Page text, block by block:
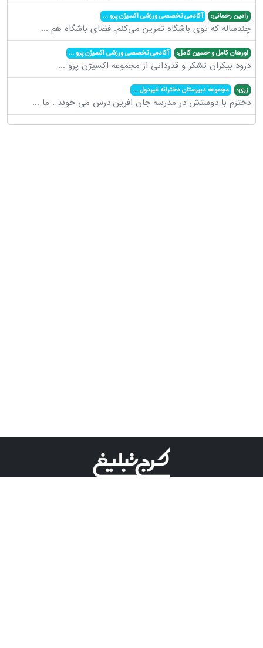
رادین رحمانی: آکادمی تخصصی ورزشی اکسیژن پرو...
چندساله که توی باشگاه تمرین می‌کنم. فضای باشگاه هم ...
اورهان کامل و حسین کامل: آکادمی تخصصی ورزشی اکسیژن پرو...
درود بیکران تشکر و قدردانی از مجموعه اکسیژن پرو ...
زری: مجموعه دبیرستان دخترانه غیردول...
دخترم با دوستش در مدرسه جان افرین درس می خوند . ما ...